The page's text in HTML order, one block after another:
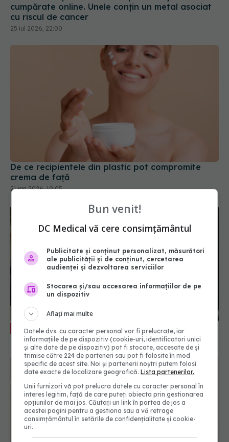
cumpărate online. Unele conțin un metal asociat
cu riscul de cancer
25 iul 2026, 22:00
De ce recipientele din plastic pot compromite
crema de față
21 ian 2026, 10:05
EXCLUSIV Decolorarea părului, între estetică și
risc. Avertismentul dermatologilor
14 dec 2025, 13:21
Bun venit!
DC Medical vă cere consimțământul
Publicitate și conținut personalizat, măsurători
ale publicității și de conținut, cercetarea
audienței și dezvoltarea serviciilor
Stocarea și/sau accesarea informațiilor de pe
un dispozitiv
Aflați mai multe
Datele dvs. cu caracter personal vor fi prelucrate, iar
informațiile de pe dispozitiv (cookie-uri, identificatori unici
și alte date de pe dispozitiv) pot fi stocate, accesate de și
trimise către 224 de parteneri sau pot fi folosite în mod
specific de acest site. Noi și partenerii noștri putem folosi
date exacte de localizare geografică.Lista partenerilor.
Unii furnizori vă pot prelucra datele cu caracter personal în
interes legitim, față de care puteți obiecta prin gestionarea
opțiunilor de mai jos. Căutați un link în partea de jos a
acestei pagini pentru a gestiona sau a vă retrage
consimțământul în setările de confidențialitate și cookie-
uri.